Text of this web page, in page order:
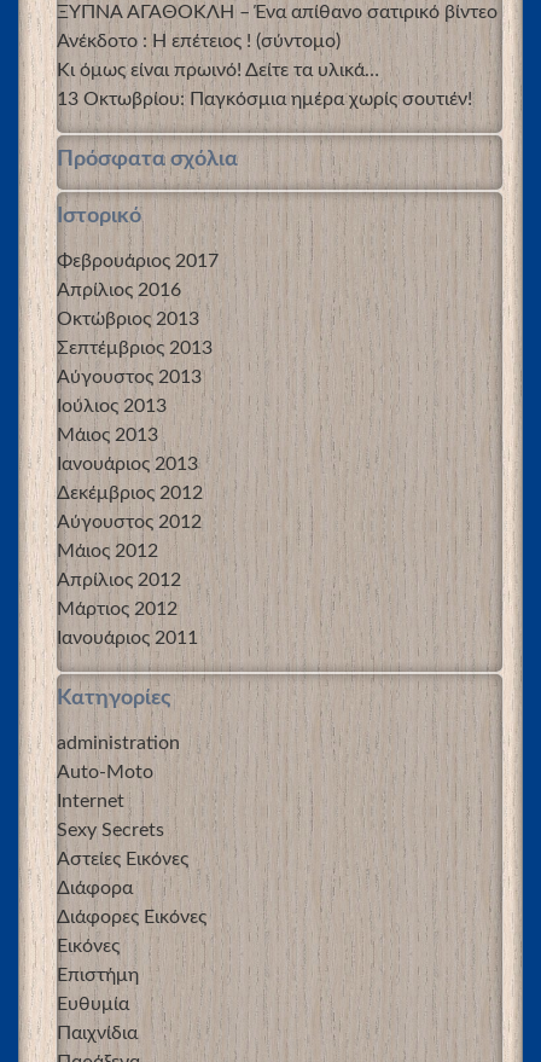
ΞΥΠΝΑ ΑΓΑΘΟΚΛΗ – Ένα απίθανο σατιρικό βίντεο
Ανέκδοτο : Η επέτειος ! (σύντομο)
Κι όμως είναι πρωινό! Δείτε τα υλικά…
13 Οκτωβρίου: Παγκόσμια ημέρα χωρίς σουτιέν!
Πρόσφατα σχόλια
Ιστορικό
Φεβρουάριος 2017
Απρίλιος 2016
Οκτώβριος 2013
Σεπτέμβριος 2013
Αύγουστος 2013
Ιούλιος 2013
Μάιος 2013
Ιανουάριος 2013
Δεκέμβριος 2012
Αύγουστος 2012
Μάιος 2012
Απρίλιος 2012
Μάρτιος 2012
Ιανουάριος 2011
Kατηγορίες
administration
Auto-Moto
Internet
Sexy Secrets
Αστείες Εικόνες
Διάφορα
Διάφορες Εικόνες
Εικόνες
Επιστήμη
Ευθυμία
Παιχνίδια